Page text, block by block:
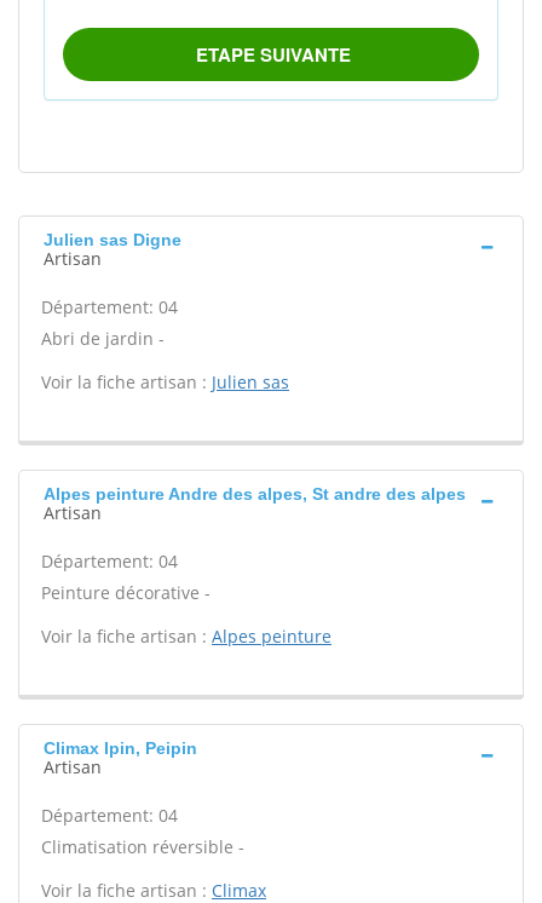
Julien sas Digne
Artisan
Département: 04
Abri de jardin -
Voir la fiche artisan : Julien sas
Alpes peinture Andre des alpes, St andre des alpes
Artisan
Département: 04
Peinture décorative -
Voir la fiche artisan : Alpes peinture
Climax Ipin, Peipin
Artisan
Département: 04
Climatisation réversible -
Voir la fiche artisan : Climax